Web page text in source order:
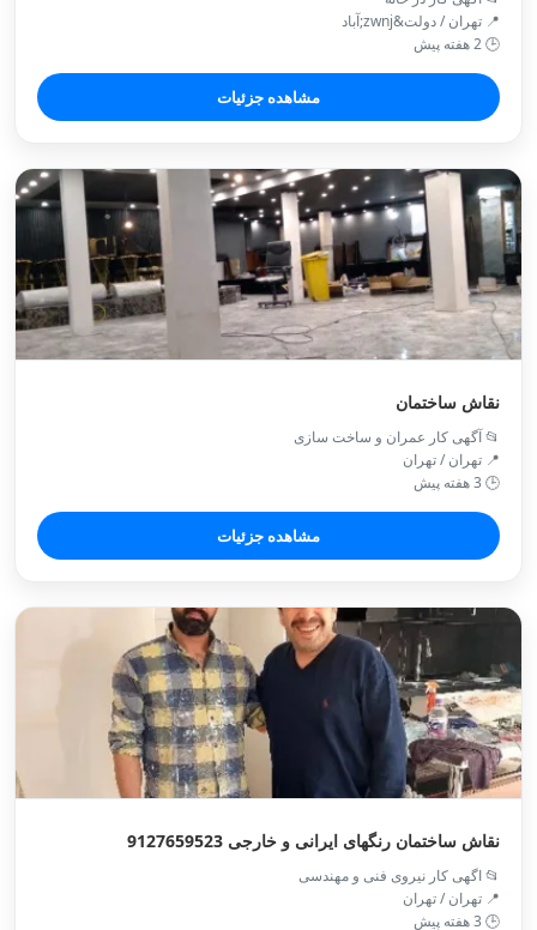
📍 تهران / دولت&zwnj;آباد
🕒 2 هفته پیش
مشاهده جزئیات
نقاش ساختمان
📂 آگهی کار عمران و ساخت سازی
📍 تهران / تهران
🕒 3 هفته پیش
مشاهده جزئیات
نقاش ساختمان رنگهای ایرانی و خارجی 9127659523
📂 اگهی کار نیروی فنی و مهندسی
📍 تهران / تهران
🕒 3 هفته پیش